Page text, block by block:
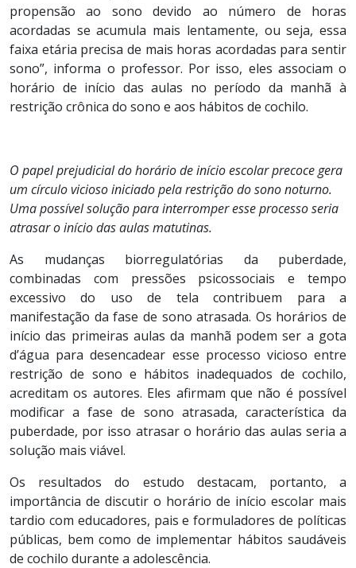
propensão ao sono devido ao número de horas
acordadas se acumula mais lentamente, ou seja, essa
faixa etária precisa de mais horas acordadas para sentir
sono”, informa o professor. Por isso, eles associam o
horário de início das aulas no período da manhã à
restrição crônica do sono e aos hábitos de cochilo.
O papel prejudicial do horário de início escolar precoce gera
um círculo vicioso iniciado pela restrição do sono noturno.
Uma possível solução para interromper esse processo seria
atrasar o início das aulas matutinas.
As mudanças biorregulatórias da puberdade,
combinadas com pressões psicossociais e tempo
excessivo do uso de tela contribuem para a
manifestação da fase de sono atrasada. Os horários de
início das primeiras aulas da manhã podem ser a gota
d’água para desencadear esse processo vicioso entre
restrição de sono e hábitos inadequados de cochilo,
acreditam os autores. Eles afirmam que não é possível
modificar a fase de sono atrasada, característica da
puberdade, por isso atrasar o horário das aulas seria a
solução mais viável.
Os resultados do estudo destacam, portanto, a
importância de discutir o horário de início escolar mais
tardio com educadores, pais e formuladores de políticas
públicas, bem como de implementar hábitos saudáveis
de cochilo durante a adolescência.